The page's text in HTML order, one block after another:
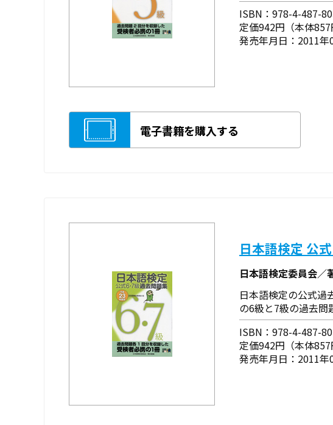
ISBN：978-4-487-
定価942円（本体857
発売年月日：2011年
電子書籍を購入する
日本語検定 公
日本語検定委員会／
日本語検定の公式過
の6級と7級の過去問
ISBN：978-4-487-
定価942円（本体857
発売年月日：2011年